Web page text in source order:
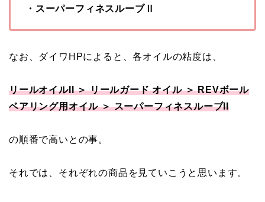
・スーパーフィネスルーブⅡ
なお、ダイワHPによると、各オイルの粘度は、
リールオイルII ＞ リールガード オイル ＞ REVボール
ベアリング用オイル ＞ スーパーフィネスルーブII
の順番で高いとの事。
それでは、それぞれの商品を見ていこうと思います。